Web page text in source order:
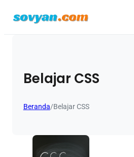
Belajar CSS
Beranda/Belajar CSS